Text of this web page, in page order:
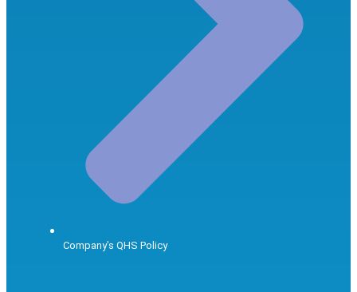
Company's QHS Policy